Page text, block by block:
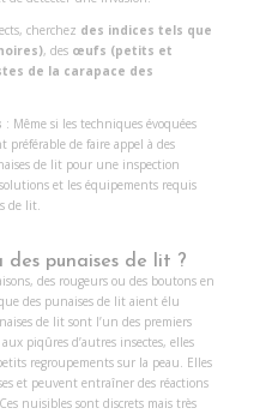
cherchez des indices tels que
, des œufs (petits et
de la carapace des
: Même si les techniques évoquées
de faire appel à des
de lit pour une inspection
et les équipements requis
de lit.
des punaises de lit ?
des rougeurs ou des boutons en
des punaises de lit aient élu
de lit sont l’un des premiers
piqûres d’autres insectes, elles
regroupements sur la peau. Elles
et peuvent entraîner des réactions
nuisibles sont discrets mais très